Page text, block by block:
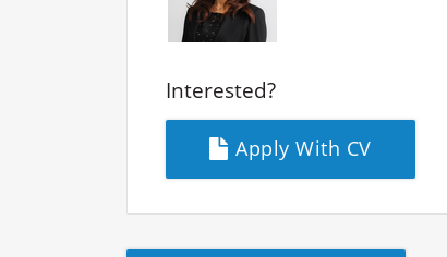
Interested?
Apply With CV